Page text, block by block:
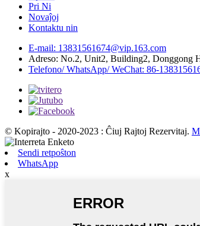
Pri Ni
Novaĵoj
Kontaktu nin
E-mail: 13831561674@vip.163.com
Adreso: No.2, Unit2, Building2, Donggong
Telefono/ WhatsApp/ WeChat: 86-
© Kopirajto - 2020-2023 : Ĉiuj Rajtoj Rezervitaj.
Sendi retpoŝton
WhatsApp
x